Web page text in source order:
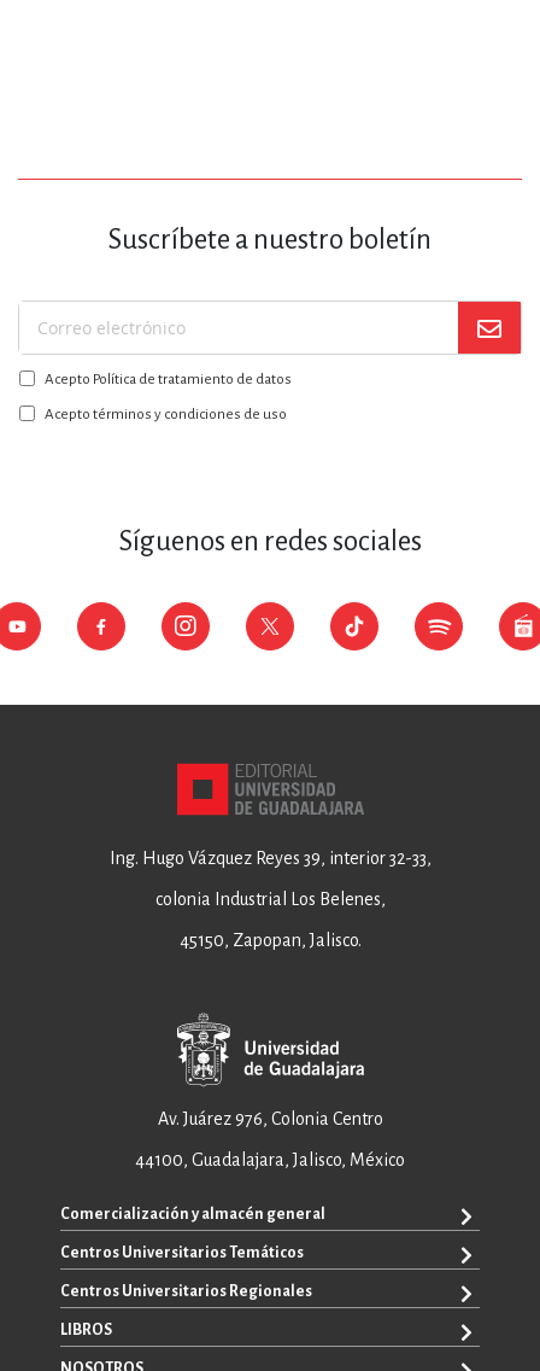
Suscríbete a nuestro boletín
Suscríbase
a
nuestro
boletín:
Acepto Política de tratamiento de datos
Acepto términos y condiciones de uso
Síguenos en redes sociales
Ing. Hugo Vázquez Reyes 39, interior 32-33,
colonia Industrial Los Belenes,
45150, Zapopan, Jalisco.
Av. Juárez 976, Colonia Centro
44100, Guadalajara, Jalisco, México
Comercialización y almacén general
+52 33 3640 6326
+52 33 3640 4595
ventas@editorial.udg.mx
Centros Universitarios Temáticos
CUAAD
CUCEA
Centros Universitarios Regionales
CUALTOS
CUCHAPALA
LIBROS